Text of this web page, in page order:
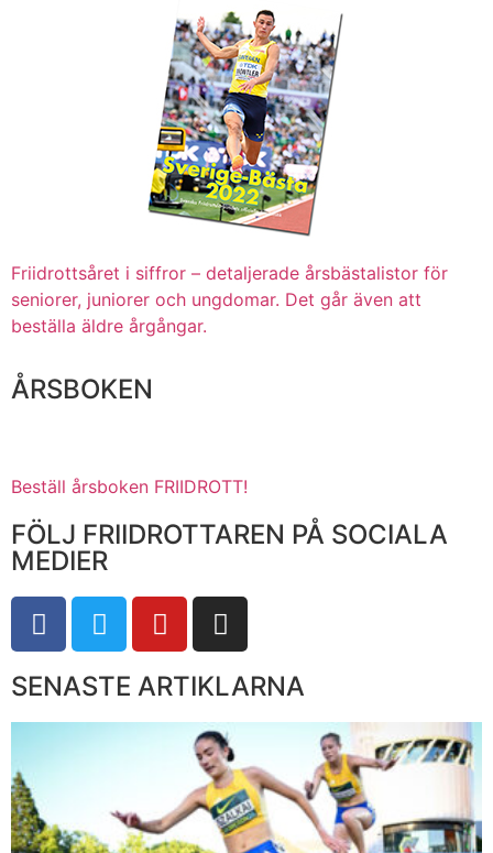
Friidrottsåret i siffror – detaljerade årsbästalistor för
seniorer, juniorer och ungdomar. Det går även att
beställa äldre årgångar.
ÅRSBOKEN
Beställ årsboken FRIIDROTT!
FÖLJ FRIIDROTTAREN PÅ SOCIALA
MEDIER
SENASTE ARTIKLARNA